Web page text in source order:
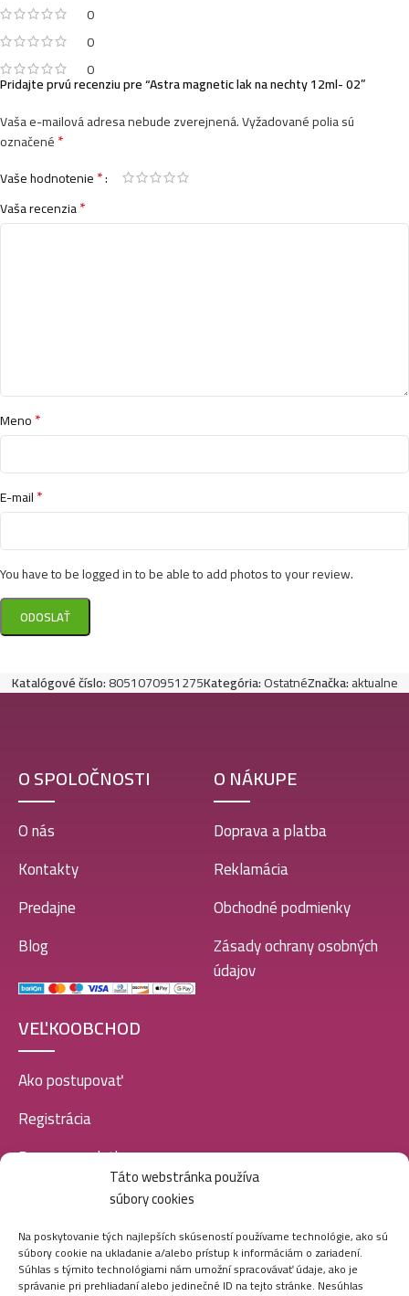
Táto webstránka používa
súbory cookies
Na poskytovanie tých najlepších skúseností používame technológie, ako sú
súbory cookie na ukladanie a/alebo prístup k informáciám o zariadení.
Súhlas s týmito technológiami nám umožní spracovávať údaje, ako je
správanie pri prehliadaní alebo jedinečné ID na tejto stránke. Nesúhlas
0
0
0
Pridajte prvú recenziu pre “Astra magnetic lak na nechty 12ml- 02”
Vaša e-mailová adresa nebude zverejnená.Vyžadované polia sú
označené*
Vaše hodnotenie*
Vaša recenzia*
Meno*
E-mail*
You have to be logged in to be able to add photos to your review.
Katalógové číslo:8051070951275Kategória:OstatnéZnačka:aktualne
O SPOLOČNOSTI
O nás
Kontakty
Predajne
Blog
O NÁKUPE
Doprava a platba
Reklamácia
Obchodné podmienky
Zásady ochrany osobných
údajov
VEĽKOOBCHOD
Ako postupovať
Registrácia
Doprava a platba
SOCIÁLNE SIETE